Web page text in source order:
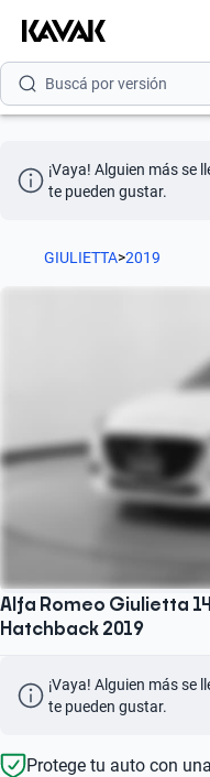
Buscá por modelo
Buscá por versión
Buscá por marca
¡Vaya! Alguien más se
te pueden gustar.
GIULIETTA>2019
Alfa Romeo Giulietta 14
Hatchback 2019
¡Vaya! Alguien más se
te pueden gustar.
Protege tu auto con